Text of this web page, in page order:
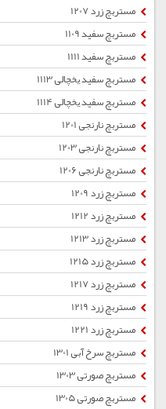
مستربچ زرد 1207
مستربچ سفید 1109
مستربچ سفید 1111
مستربچ سفید یخچالی 1113
مستربچ سفید یخچالی 1114
مستربچ نارنجی 1201
مستربچ نارنجی 1203
مستربچ نارنجی 1206
مستربچ زرد 1209
مستربچ زرد 1212
مستربچ زرد 1213
مستربچ زرد 1215
مستربچ زرد 1217
مستربچ زرد 1219
مستربچ زرد 1221
مستربچ سرخ آبی 1301
مستربچ صورتی 1303
مستربچ صورتی 1305